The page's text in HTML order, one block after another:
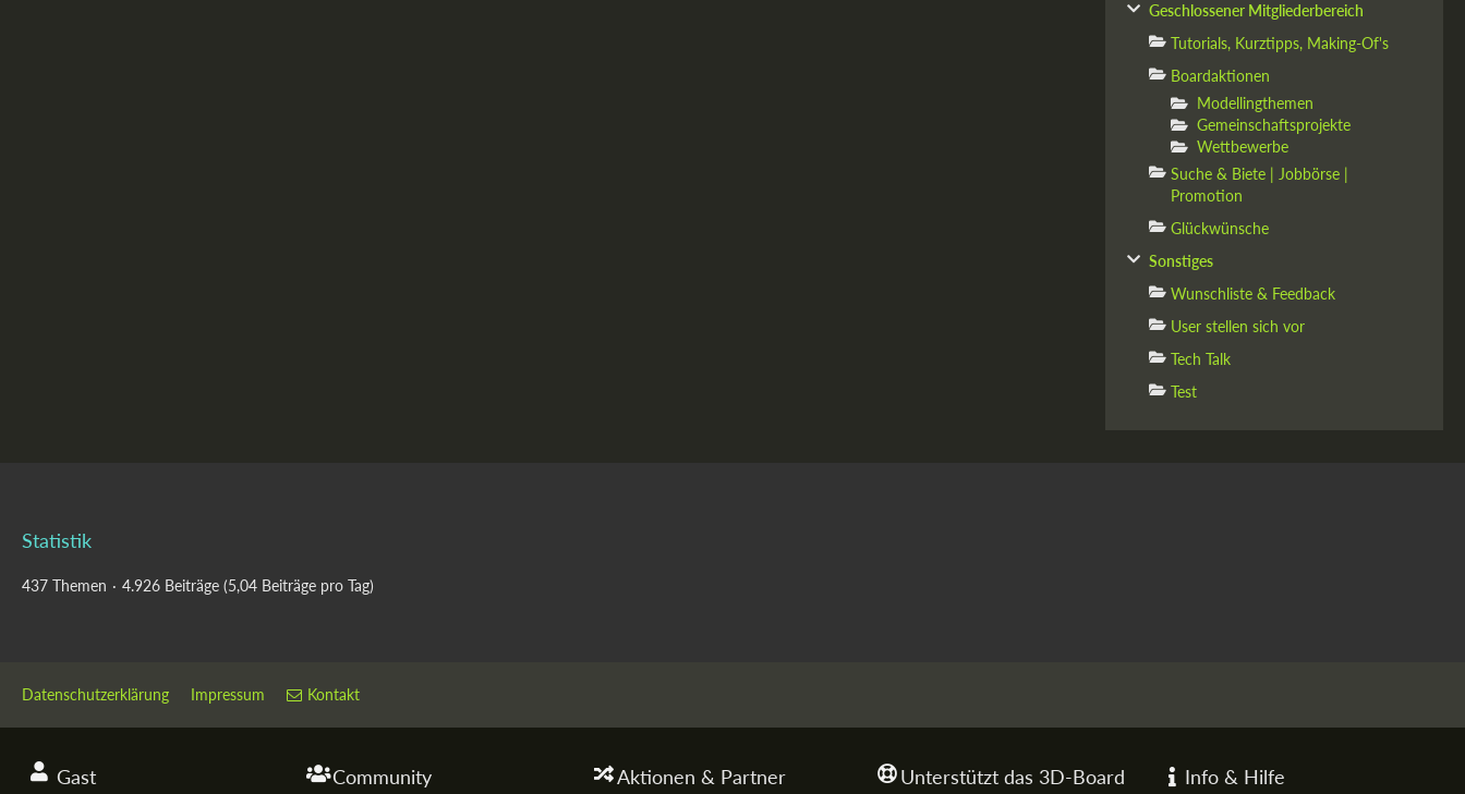
Geschlossener Mitgliederbereich
Tutorials, Kurztipps, Making-Of's
Boardaktionen
Modellingthemen
Gemeinschaftsprojekte
Wettbewerbe
Suche & Biete | Jobbörse |
Promotion
Glückwünsche
Sonstiges
Wunschliste & Feedback
User stellen sich vor
Tech Talk
Test
Statistik
437 Themen 4.926 Beiträge (5,04 Beiträge pro Tag)
Datenschutzerklärung Impressum Kontakt
Gast Community Aktionen & Partner Unterstützt das 3D-Board Info & Hilfe